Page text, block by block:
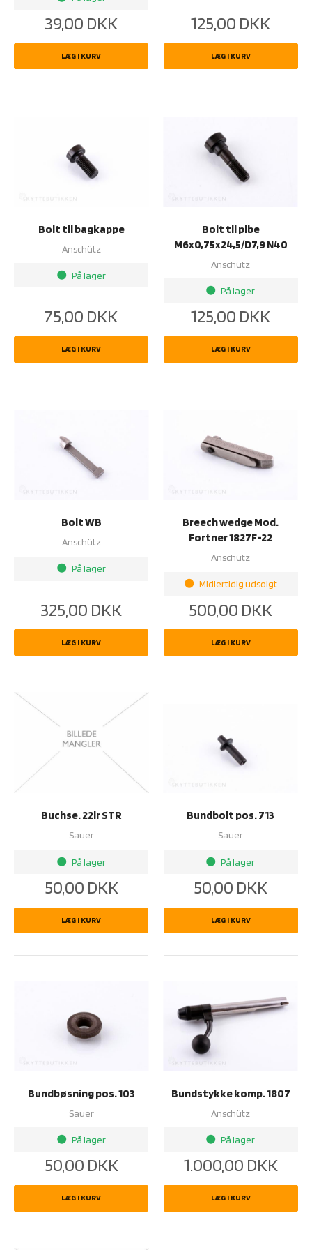
39,00 DKK
LÆG I KURV
125,00 DKK
LÆG I KURV
Bolt til bagkappe
Anschütz
brightness_1 På lager
75,00 DKK
LÆG I KURV
Bolt til pibe
M6x0,75x24,5/D7,9 N40
Anschütz
brightness_1 På lager
125,00 DKK
LÆG I KURV
Bolt WB
Anschütz
brightness_1 På lager
325,00 DKK
LÆG I KURV
Breech wedge Mod.
Fortner 1827F-22
Anschütz
brightness_1 Midlertidig udsolgt
500,00 DKK
LÆG I KURV
Buchse. 22lr STR
Sauer
brightness_1 På lager
50,00 DKK
LÆG I KURV
Bundbolt pos. 713
Sauer
brightness_1 På lager
50,00 DKK
LÆG I KURV
Bundbøsning pos. 103
Sauer
brightness_1 På lager
50,00 DKK
LÆG I KURV
Bundstykke komp. 1807
Anschütz
brightness_1 På lager
1.000,00 DKK
LÆG I KURV